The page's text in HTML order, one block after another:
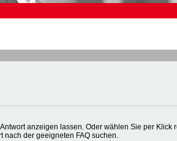
anzeigen lassen. Oder wählen Sie per Klick
der geeigneten FAQ suchen.